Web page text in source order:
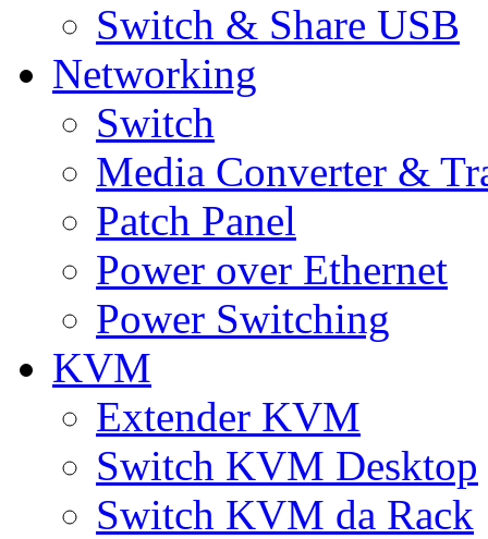
Switch & Share USB
Networking
Switch
Media Converter &
Patch Panel
Power over Ethernet
Power Switching
KVM
Extender KVM
Switch KVM Desktop
Switch KVM da Rack